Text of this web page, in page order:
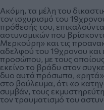
Ακόμη, τα μέλη του
τον ισχυρισμό του
πρόθεσής του,
αστυνομικών που
Μερκούρη» και τις
αδελφού του 19χρονου και
προσώπου, με τους οποίους
εκείνο το βράδυ στον
δυο αυτά πρόσωπα,
στο βούλευμα, ότι «ο
συμβάν, τους
τον τραυματισμό του